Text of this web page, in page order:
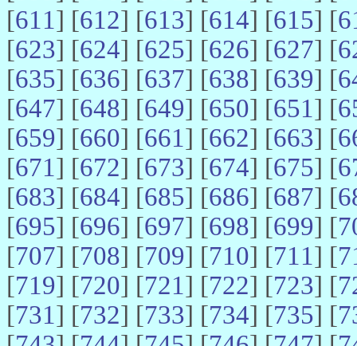
[611] [612] [613] [614] [615] [
[623] [624] [625] [626] [627] [
[635] [636] [637] [638] [639] [
[647] [648] [649] [650] [651] [
[659] [660] [661] [662] [663] [
[671] [672] [673] [674] [675] [
[683] [684] [685] [686] [687] [
[695] [696] [697] [698] [699] [
[707] [708] [709] [710] [711] [
[719] [720] [721] [722] [723] [
[731] [732] [733] [734] [735] [